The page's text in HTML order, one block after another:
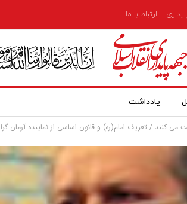
ارتباط با ما
یادداشت
کنند / تعریف امام(ره) و قانون اساسی از نماینده آرمان گرا